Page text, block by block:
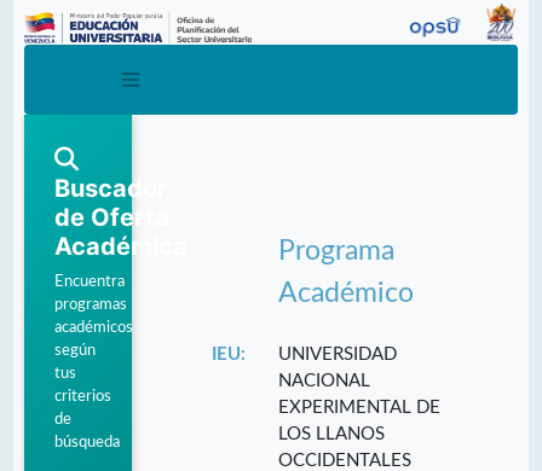
Buscador
de Oferta
Académica
Encuentra
programas
académicos
según
tus
criterios
de
búsqueda
Programa
Académico
IEU:
UNIVERSIDAD
NACIONAL
EXPERIMENTAL DE
LOS LLANOS
OCCIDENTALES